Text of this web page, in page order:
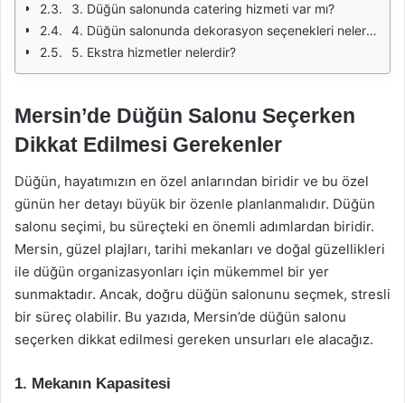
3. Düğün salonunda catering hizmeti var mı?
4. Düğün salonunda dekorasyon seçenekleri nelerdir?
5. Ekstra hizmetler nelerdir?
Mersin’de Düğün Salonu Seçerken
Dikkat Edilmesi Gerekenler
Düğün, hayatımızın en özel anlarından biridir ve bu özel
günün her detayı büyük bir özenle planlanmalıdır. Düğün
salonu seçimi, bu süreçteki en önemli adımlardan biridir.
Mersin, güzel plajları, tarihi mekanları ve doğal güzellikleri
ile düğün organizasyonları için mükemmel bir yer
sunmaktadır. Ancak, doğru düğün salonunu seçmek, stresli
bir süreç olabilir. Bu yazıda, Mersin’de düğün salonu
seçerken dikkat edilmesi gereken unsurları ele alacağız.
1. Mekanın Kapasitesi